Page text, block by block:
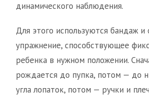
динамического наблюдения.
Для этого используются бандаж и
упражнение, способствующее
ребенка в нужном положении.
рождается до пупка, потом — до
угла лопаток, потом — ручки и